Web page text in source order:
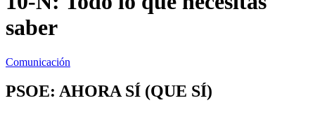
saber
Comunicación
PSOE: AHORA SÍ (QUE SÍ)